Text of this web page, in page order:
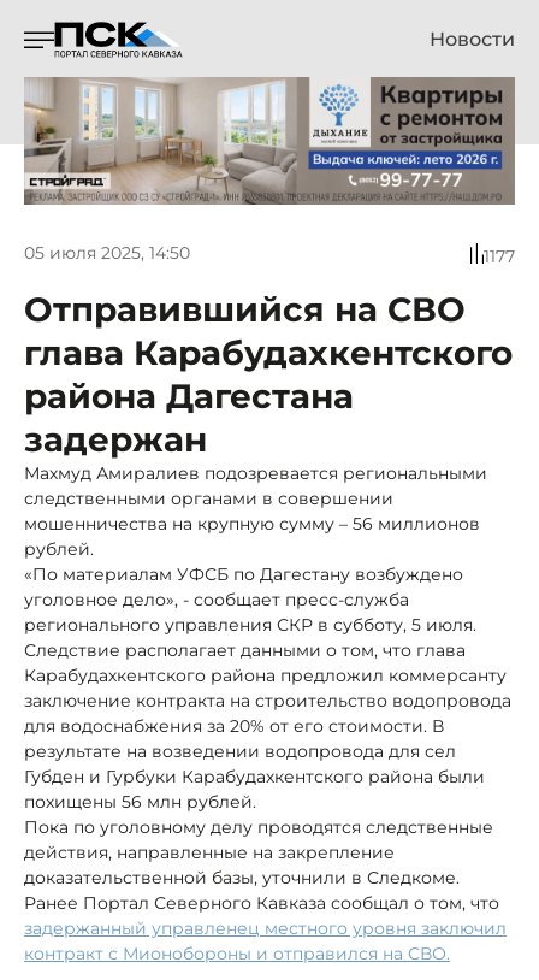
Новости
05 июля 2025, 14:50 1177
Отправившийся на СВО
глава Карабудахкентского
района Дагестана
задержан
Махмуд Амиралиев подозревается региональными
следственными органами в совершении
мошенничества на крупную сумму – 56 миллионов
рублей.
«По материалам УФСБ по Дагестану возбуждено
уголовное дело», - сообщает пресс-служба
регионального управления СКР в субботу, 5 июля.
Следствие располагает данными о том, что глава
Карабудахкентского района предложил коммерсанту
заключение контракта на строительство водопровода
для водоснабжения за 20% от его стоимости. В
результате на возведении водопровода для сел
Губден и Гурбуки Карабудахкентского района были
похищены 56 млн рублей.
Пока по уголовному делу проводятся следственные
действия, направленные на закрепление
доказательственной базы, уточнили в Следкоме.
Ранее Портал Северного Кавказа сообщал о том, что
задержанный управленец местного уровня заключил
контракт с Мионобороны и отправился на СВО.